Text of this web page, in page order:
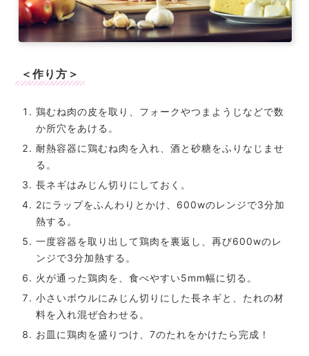
＜作り方＞
鶏むね肉の皮を取り、フォークやつまようじなどで数
か所穴をあける。
耐熱容器に鶏むね肉を入れ、酒と砂糖をふりなじませ
る。
長ネギはみじん切りにしておく。
2にラップをふんわりとかけ、600wのレンジで3分加
熱する。
一度容器を取り出して鶏肉を裏返し、再び600wのレ
ンジで3分加熱する。
火が通った鶏肉を、食べやすい5mm幅に切る。
小さいボウルにみじん切りにした長ネギと、たれの材
料を入れ混ぜ合わせる。
お皿に鶏肉を盛りつけ、7のたれをかけたら完成！